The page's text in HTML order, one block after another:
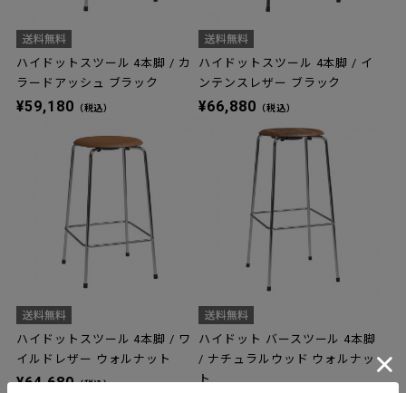
ハイドットスツール 4本脚 / カ
ラードアッシュ ブラック
¥59,180 （税込）
ハイドットスツール 4本脚 / イ
ンテンスレザー ブラック
¥66,880 （税込）
ハイドットスツール 4本脚 / ワ
イルドレザー ウォルナット
¥64,680（税込）
ハイドット バースツール 4本脚
/ ナチュラルウッド ウォルナッ
ト